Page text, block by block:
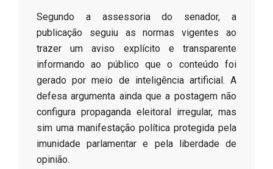
​Segundo a assessoria do senador, a
publicação seguiu as normas vigentes ao
trazer um aviso explícito e transparente
informando ao público que o conteúdo foi
gerado por meio de inteligência artificial. A
defesa argumenta ainda que a postagem não
configura propaganda eleitoral irregular, mas
sim uma manifestação política protegida pela
imunidade parlamentar e pela liberdade de
opinião.